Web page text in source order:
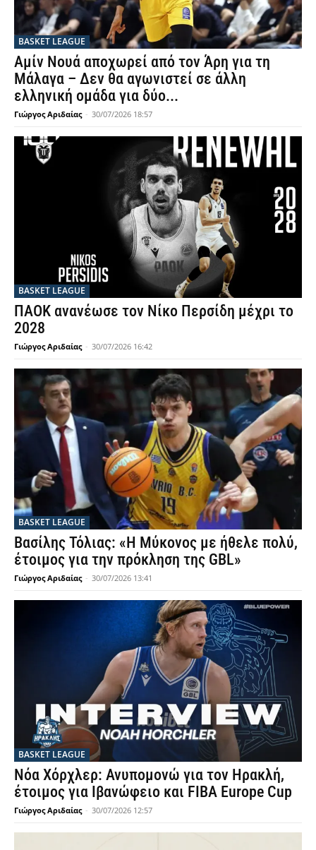
BASKET LEAGUE
Αμίν Νουά αποχωρεί από τον Άρη για τη
Μάλαγα – Δεν θα αγωνιστεί σε άλλη
ελληνική ομάδα για δύο...
Γιώργος Αριδαίας - 30/07/2026 18:57
BASKET LEAGUE
ΠΑΟΚ ανανέωσε τον Νίκο Περσίδη μέχρι το
2028
Γιώργος Αριδαίας - 30/07/2026 16:42
BASKET LEAGUE
Βασίλης Τόλιας: «Η Μύκονος με ήθελε πολύ,
έτοιμος για την πρόκληση της GBL»
Γιώργος Αριδαίας - 30/07/2026 13:41
BASKET LEAGUE
Νόα Χόρχλερ: Ανυπομονώ για τον Ηρακλή,
έτοιμος για Ιβανώφειο και FIBA Europe Cup
Γιώργος Αριδαίας - 30/07/2026 12:57